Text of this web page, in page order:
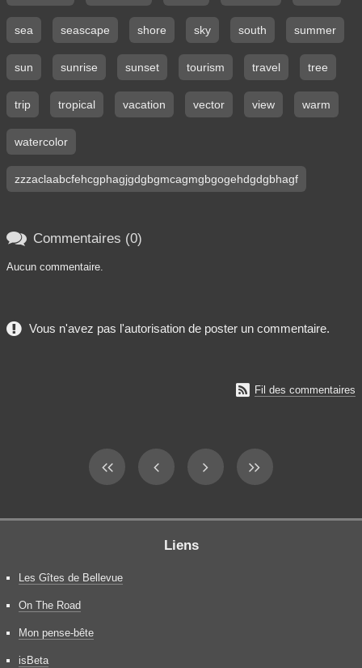
sea seascape shore sky south summer
sun sunrise sunset tourism travel tree
trip tropical vacation vector view warm
watercolor
zzzaclaabcfehcgphagjgdgbgmcagmgbgogehdgdgbhagf
 Commentaires (0)
Aucun commentaire.
Vous n'avez pas l'autorisation de poster un commentaire.
 Fil des commentaires
Liens
Les Gîtes de Bellevue
On The Road
Mon pense-bête
isBeta